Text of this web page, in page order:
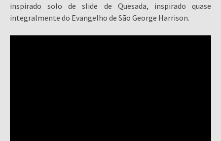
inspirado solo de slide de Quesada, inspirado quase
integralmente do Evangelho de São George Harrison.